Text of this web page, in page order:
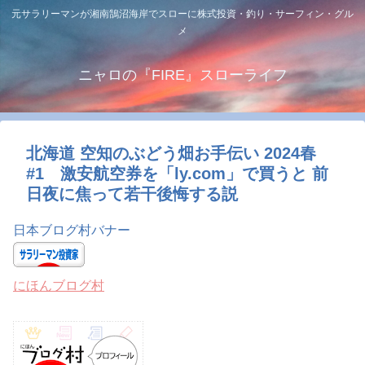
元サラリーマンが湘南鵠沼海岸でスローに株式投資・釣り・サーフィン・グル
メ
ニャロの『FIRE』スローライフ
北海道 空知のぶどう畑お手伝い 2024春
#1 激安航空券を「ly.com」で買うと 前
日夜に焦って若干後悔する説
日本ブログ村バナー
にほんブログ村